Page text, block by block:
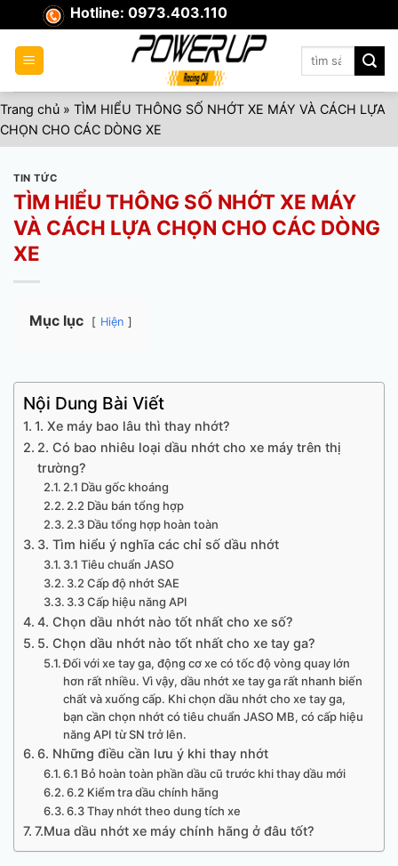
to
content
Hotline: 0973.403.110
Tìm
Trang chủ » TÌM HIỂU THÔNG SỐ NHỚT XE MÁY VÀ CÁCH LỰA
CHỌN CHO CÁC DÒNG XE
TIN TỨC
TÌM HIỂU THÔNG SỐ NHỚT XE MÁY
VÀ CÁCH LỰA CHỌN CHO CÁC DÒNG
XE
Mục lục Hiện
Nội Dung Bài Viết
1. Xe máy bao lâu thì thay nhớt?
2. Có bao nhiêu loại dầu nhớt cho xe máy trên thị
trường?
2.1 Dầu gốc khoáng
2.2 Dầu bán tổng hợp
2.3 Dầu tổng hợp hoàn toàn
3. Tìm hiểu ý nghĩa các chỉ số dầu nhớt
3.1 Tiêu chuẩn JASO
3.2 Cấp độ nhớt SAE
3.3 Cấp hiệu năng API
4. Chọn dầu nhớt nào tốt nhất cho xe số?
5. Chọn dầu nhớt nào tốt nhất cho xe tay ga?
Đối với xe tay ga, động cơ xe có tốc độ vòng quay lớn
hơn rất nhiều. Vì vậy, dầu nhớt xe tay ga rất nhanh biến
chất và xuống cấp. Khi chọn dầu nhớt cho xe tay ga,
bạn cần chọn nhớt có tiêu chuẩn JASO MB, có cấp hiệu
năng API từ SN trở lên.
6. Những điều cần lưu ý khi thay nhớt
6.1 Bỏ hoàn toàn phần dầu cũ trước khi thay dầu mới
6.2 Kiểm tra dầu chính hãng
6.3 Thay nhớt theo dung tích xe
7.Mua dầu nhớt xe máy chính hãng ở đâu tốt?